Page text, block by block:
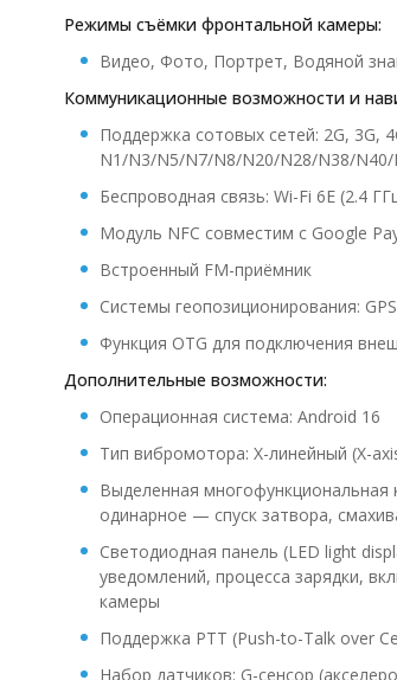
Режимы съёмки фронтальной камеры:
Видео, Фото, Портрет, Водяной
Коммуникационные возможности и
Поддержка сотовых сетей: 2G, 3G,
N1/N3/N5/N7/N8/N20/N28/N38/
Беспроводная связь: Wi-Fi 6E (2.4
Модуль NFC совместим с Google
Встроенный FM-приёмник
Системы геопозиционирования:
Функция OTG для подключения
Дополнительные возможности:
Операционная система: Android 16
Тип вибромотора: X-линейный (X-
Выделенная
одинарное — спуск затвора,
Светодиодная панель (LED light
уведомлений, процесса зарядки,
камеры
Поддержка PTT (Push-to-Talk over
Набор датчиков: G-сенсор